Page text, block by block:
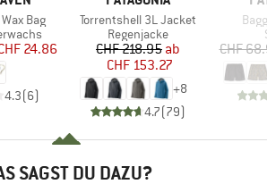
Bag
Preis
24.86
4.3(6)
Artikel
Torrentshell 3L Jacket
Produktgruppe
Regenjacke
Preis
CHF 218.95reduzierter Preis
ab
CHF 153.27
+8
4.7(79)
CHF
SAGST DU DAZU?